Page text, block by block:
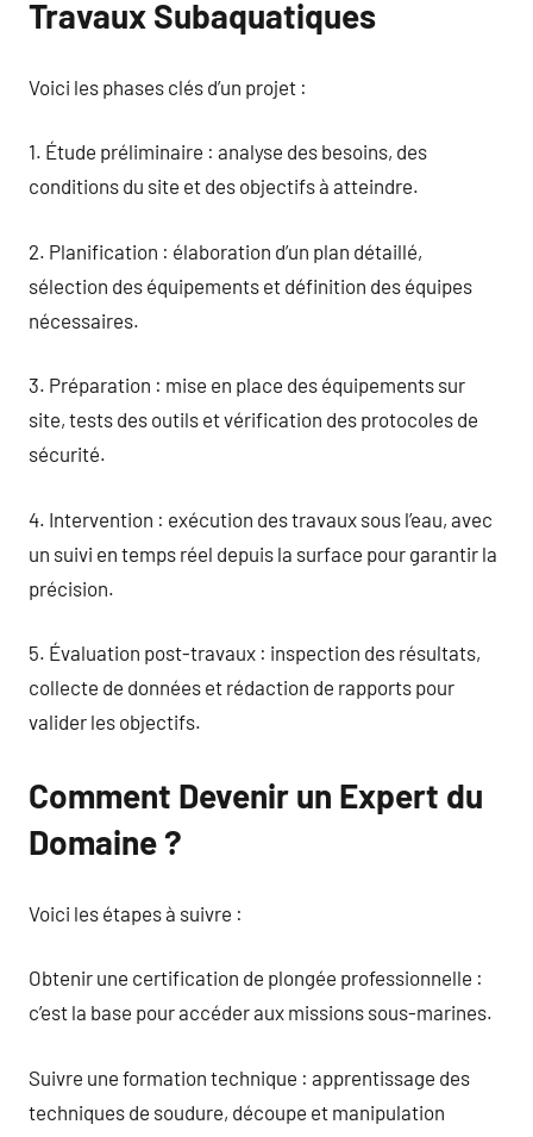
Travaux Subaquatiques
Voici les phases clés d’un projet :
1. Étude préliminaire : analyse des besoins, des
conditions du site et des objectifs à atteindre.
2. Planification : élaboration d’un plan détaillé,
sélection des équipements et définition des équipes
nécessaires.
3. Préparation : mise en place des équipements sur
site, tests des outils et vérification des protocoles de
sécurité.
4. Intervention : exécution des travaux sous l’eau, avec
un suivi en temps réel depuis la surface pour garantir la
précision.
5. Évaluation post-travaux : inspection des résultats,
collecte de données et rédaction de rapports pour
valider les objectifs.
Comment Devenir un Expert du
Domaine ?
Voici les étapes à suivre :
Obtenir une certification de plongée professionnelle :
c’est la base pour accéder aux missions sous-marines.
Suivre une formation technique : apprentissage des
techniques de soudure, découpe et manipulation